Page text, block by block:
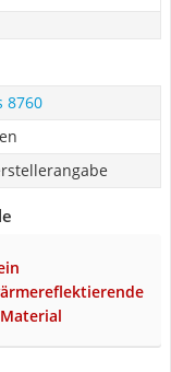
8760